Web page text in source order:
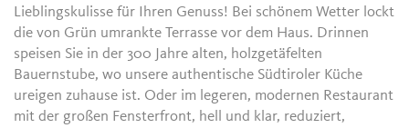
Lieblingskulisse für Ihren Genuss! Bei schönem Wetter lockt
die von Grün umrankte Terrasse vor dem Haus. Drinnen
speisen Sie in der 300 Jahre alten, holzgetäfelten
Bauernstube, wo unsere authentische Südtiroler Küche
ureigen zuhause ist. Oder im legeren, modernen Restaurant
mit der großen Fensterfront, hell und klar, reduziert,